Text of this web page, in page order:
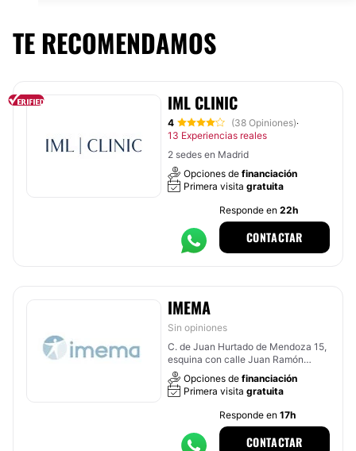
TE RECOMENDAMOS
IML CLINIC
4 (38 Opiniones)·
13 Experiencias reales
2 sedes en Madrid
Opciones de financiación
Primera visita gratuita
Responde en 22h
CONTACTAR
IMEMA
Sin opiniones
C. de Juan Hurtado de Mendoza 15,
esquina con calle Juan Ramón
Jiménez, Madrid
Opciones de financiación
Primera visita gratuita
Responde en 17h
CONTACTAR